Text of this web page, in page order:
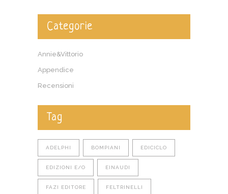
Categorie
Annie&Vittorio
Appendice
Recensioni
Tag
ADELPHI BOMPIANI EDICICLO
EDIZIONI E/O EINAUDI
FAZI EDITORE FELTRINELLI